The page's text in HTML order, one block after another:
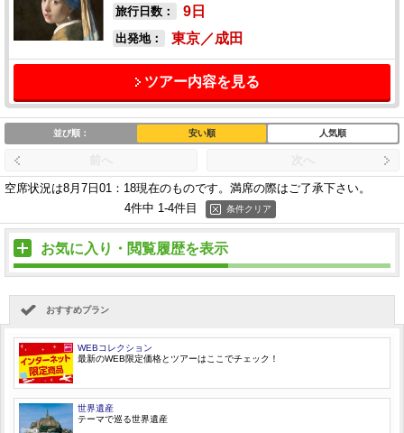
旅行日数： 9 日
出発地： 東京／成田
ツアー内容を見る
並び順： 安い順 人気順
空席状況は8月7日01：18現在のものです。 満席の際はご了承下さい。
4件中 1-4件目
条件クリア
お気に入り・閲覧履歴を表示
おすすめプラン
WEBコレクション
最新のWEB限定価格とツアーはここでチェック！
世界遺産
テーマで巡る世界遺産